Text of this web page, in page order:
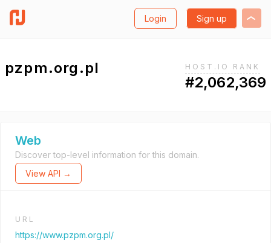
Login Sign up
pzpm.org.pl HOST.IO RANK
#2,062,369
Web
Discover top-level information for this domain.
View API →
URL
https://www.pzpm.org.pl/